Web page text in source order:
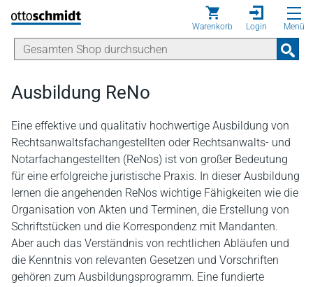
Direkt zum Inhalt
Warenkorb Login Menü
Ausbildung ReNo
Eine effektive und qualitativ hochwertige Ausbildung von
Rechtsanwaltsfachangestellten oder Rechtsanwalts- und
Notarfachangestellten (ReNos) ist von großer Bedeutung
für eine erfolgreiche juristische Praxis. In dieser Ausbildung
lernen die angehenden ReNos wichtige Fähigkeiten wie die
Organisation von Akten und Terminen, die Erstellung von
Schriftstücken und die Korrespondenz mit Mandanten.
Aber auch das Verständnis von rechtlichen Abläufen und
die Kenntnis von relevanten Gesetzen und Vorschriften
gehören zum Ausbildungsprogramm. Eine fundierte